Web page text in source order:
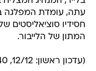
עתה, עומדת המפלגה
חסידיו סוציאליסטים
המתון של הלייבור.
(עדכון ראשון: 12/12, 23:40)